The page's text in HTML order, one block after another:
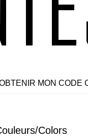
MON CODE
Colors